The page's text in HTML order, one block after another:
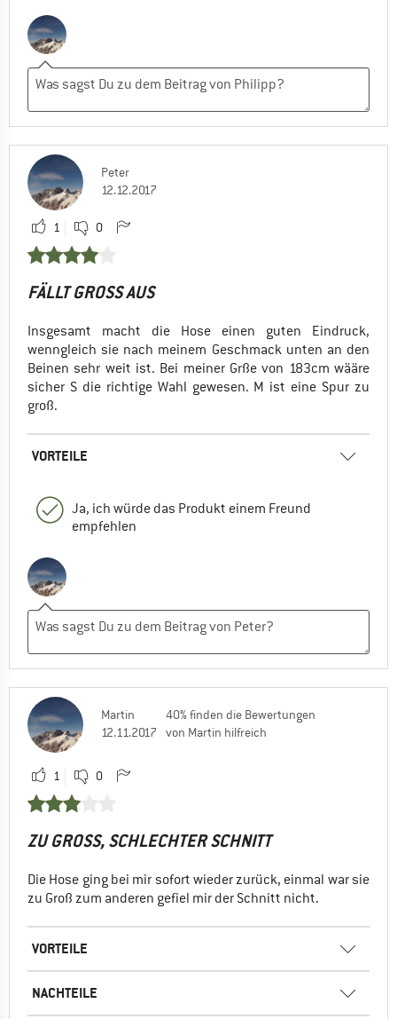
Peter
12.12.2017
1 0
FÄLLT GROSS AUS
Insgesamt macht die Hose einen guten Eindruck,
wenngleich sie nach meinem Geschmack unten an den
Beinen sehr weit ist. Bei meiner Grße von 183cm wääre
sicher S die richtige Wahl gewesen. M ist eine Spur zu
groß.
VORTEILE
Ja, ich würde das Produkt einem Freund
empfehlen
Martin
12.11.2017
40% finden die Bewertungen
von Martin hilfreich
1 0
ZU GROSS, SCHLECHTER SCHNITT
Die Hose ging bei mir sofort wieder zurück, einmal war sie
zu Groß zum anderen gefiel mir der Schnitt nicht.
VORTEILE
NACHTEILE